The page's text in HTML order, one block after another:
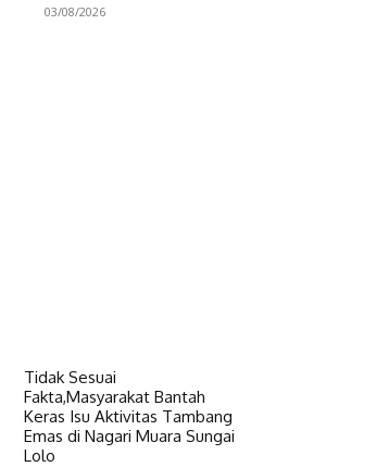
03/08/2026
Tidak Sesuai
Fakta,Masyarakat Bantah
Keras Isu Aktivitas Tambang
Emas di Nagari Muara Sungai
Lolo